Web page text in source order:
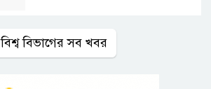
বিশ্ব বিভাগের সব খবর